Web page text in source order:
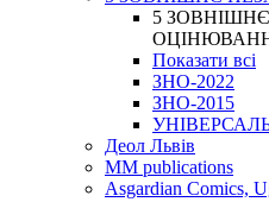
5
Показати всі
ЗНО-2022
ЗНО-2015
Деол Львів
MM publications
Asgardian Comics,